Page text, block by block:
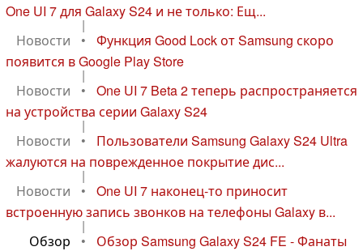
One UI 7 для Galaxy S24 и не только: Ещ...
|
Новости
•
Функция Good Lock от Samsung скоро
появится в Google Play Store
|
Новости
•
One UI 7 Beta 2 теперь распространяется
на устройства серии Galaxy S24
|
Новости
•
Пользователи Samsung Galaxy S24 Ultra
жалуются на поврежденное покрытие дис...
|
Новости
•
One UI 7 наконец-то приносит
встроенную запись звонков на телефоны Galaxy в...
|
Обзор
•
Обзор Samsung Galaxy S24 FE - Фанаты